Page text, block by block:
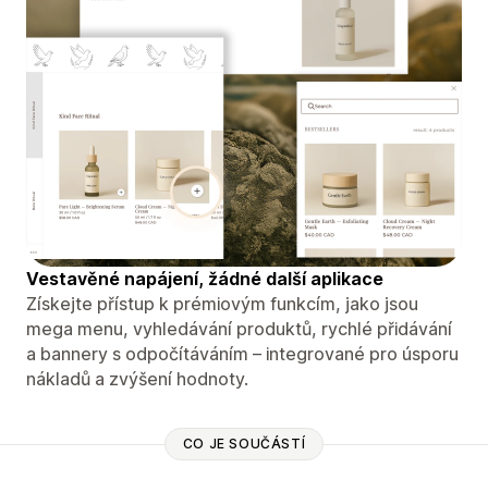
Vestavěné napájení, žádné další aplikace
Získejte přístup k prémiovým funkcím, jako jsou
mega menu, vyhledávání produktů, rychlé přidávání
a bannery s odpočítáváním – integrované pro úsporu
nákladů a zvýšení hodnoty.
CO JE SOUČÁSTÍ